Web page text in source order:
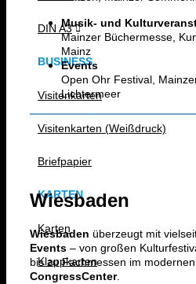
DIN A3
BUSINESS
Visitenkarten
Visitenkarten (Weißdruck)
Briefpapier
KARTEN
Karten
Klappkarten
Musik- und
Mainzer Büchermesse,
Mainz
Events
Open Ohr Festival,
Lichtermeer
Wiesbaden
Wiesbaden überzeugt mit
Events – von großen
bis zu Fachmessen im modernen
CongressCenter.